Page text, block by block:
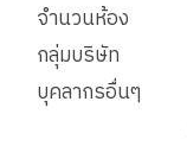
จำนวนห้อง
กลุ่มบริษัท
บุคลากรอื่นๆ